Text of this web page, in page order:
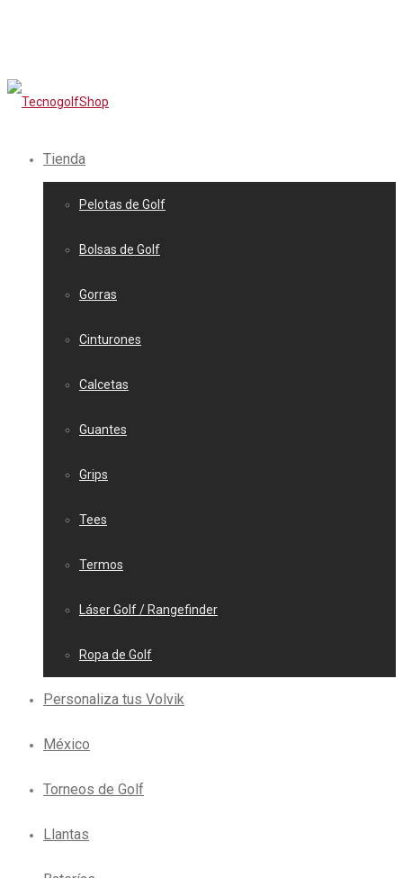
Tienda
Pelotas de Golf
Bolsas de Golf
Gorras
Cinturones
Calcetas
Guantes
Grips
Tees
Termos
Láser Golf / Rangefinder
Ropa de Golf
Personaliza tus Volvik
México
Torneos de Golf
Llantas